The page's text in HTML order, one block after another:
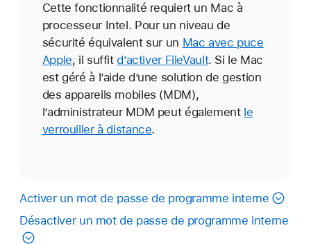
Cette fonctionnalité requiert un Mac à
processeur Intel. Pour un niveau de
sécurité équivalent sur un Mac avec puce
Apple, il suffitd’activer FileVault. Si le Mac
est géré à l’aide d’une solution de gestion
des appareils mobiles (MDM),
l’administrateur MDM peut également le
verrouiller à distance.
Activer un mot de passe de programme interne
Désactiver un mot de passe de programme interne